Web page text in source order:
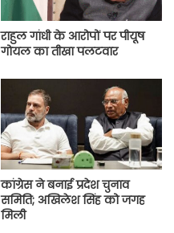
राहुल गांधी के आरोपों पर पीयूष
गोयल का तीखा पलटवार
कांग्रेस ने बनाई प्रदेश चुनाव
समिति; अखिलेश सिंह को जगह
मिली